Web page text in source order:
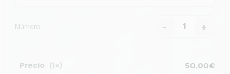
Número - +
Precio (1×)
50,00€